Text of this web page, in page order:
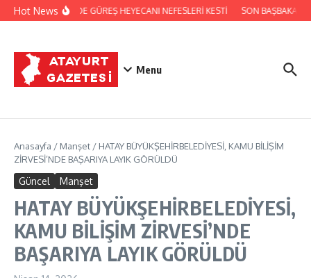
İçeriğe atla
Hot NewsFESTİVALDE GÜREŞ HEYECANI NEFESLERİ KESTİ SON BAŞBAKAN
Menu
Anasayfa / Manşet / HATAY BÜYÜKŞEHİRBELEDİYESİ, KAMU BİLİŞİM
ZİRVESİ’NDE BAŞARIYA LAYIK GÖRÜLDÜ
Güncel Manşet
HATAY BÜYÜKŞEHİRBELEDİYESİ,
KAMU BİLİŞİM ZİRVESİ’NDE
BAŞARIYA LAYIK GÖRÜLDÜ